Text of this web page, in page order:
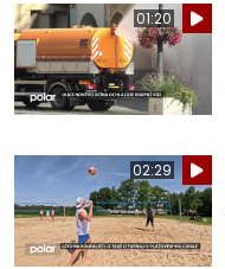
01:20
02:29